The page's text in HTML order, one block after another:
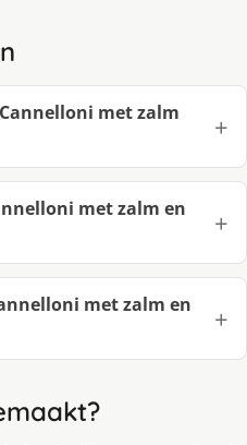
met zalm
met zalm en
met zalm en